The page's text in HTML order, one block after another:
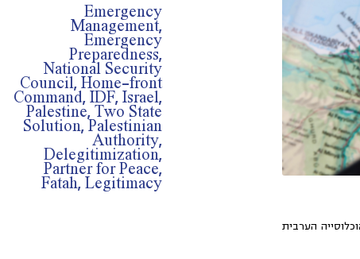
Emergency
Management,
Emergency
Preparedness,
National Security
Council, Home-front
Command, IDF, Israel,
Palestine, Two State
Solution, Palestinian
Authority,
Delegitimization,
Partner for Peace,
Fatah, Legitimacy
הערבית